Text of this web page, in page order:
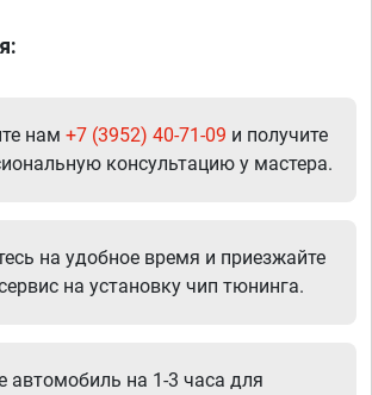
нам +7 (3952) 40-71-09 и получите
консультацию у мастера.
на удобное время и приезжайте
на установку чип тюнинга.
автомобиль на 1-3 часа для